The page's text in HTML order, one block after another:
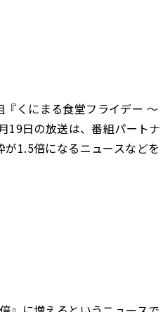
くにまる食堂フライデー ～
日の放送は、番組パートナ
1.5倍になるニュースなどを